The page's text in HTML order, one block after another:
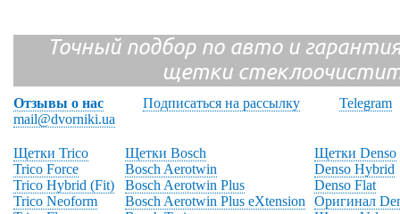
Точный подбор по авто и
щетки
Отзывы о нас Подписаться на рассылку
Telegram
mail@dvorniki.ua
Щетки Trico
Trico Force
Trico Hybrid (Fit)
Trico Neoform
Щетки Bosch
Bosch Aerotwin
Bosch Aerotwin Plus
Bosch Aerotwin Plus eXtension
Щетки Denso
Denso Hybrid
Denso Flat
Оригинал